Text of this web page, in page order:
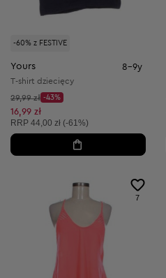
-60% z FESTIVE
Yours 8-9y
T-shirt dziecięcy
Cena początkowa:
29,99 zł
Discount Price:
-43%
Obniżona cena:
16,99 zł
Cena sugerowana:
RRP 44,00 zł (-61%)
7